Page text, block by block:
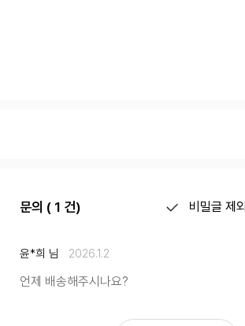
문의 ( 1 건) 비밀글 제외
윤*희 님 2026.1.2
언제 배송해주시나요?